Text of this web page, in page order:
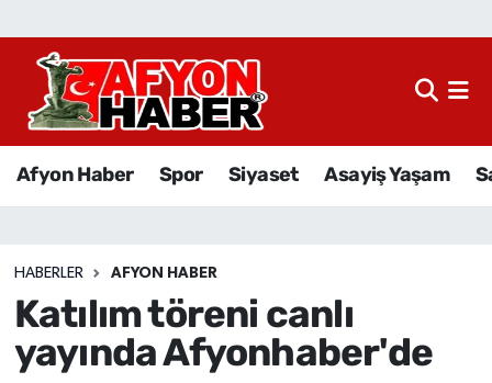
Afyon Haber Spor Siyaset Asayiş Yaşam
HABERLER AFYON HABER
Katılım töreni canlı
yayında Afyonhaber'de
Afyon Haber
Sağlık
Eğitim